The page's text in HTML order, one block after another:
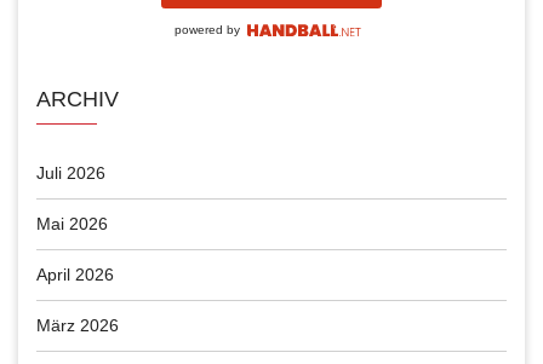
powered by
ARCHIV
Juli 2026
Mai 2026
April 2026
März 2026